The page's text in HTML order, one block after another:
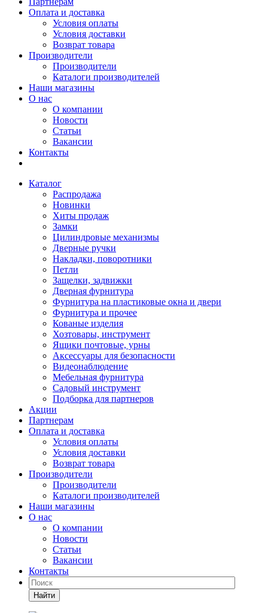
Оплата и доставка
Условия оплаты
Условия доставки
Возврат товара
Производители
Производители
Каталоги производителей
Наши магазины
О нас
О компании
Новости
Статьи
Вакансии
Контакты
Каталог
Распродажа
Новинки
Хиты продаж
Замки
Цилиндровые механизмы
Дверные ручки
Накладки, поворотники
Петли
Защелки, задвижки
Дверная фурнитура
Фурнитура на пластиковые окна и двери
Фурнитура и прочее
Кованые изделия
Хозтовары, инструмент
Ящики почтовые, урны
Аксессуары для безопасности
Видеонаблюдение
Мебельная фурнитура
Садовый инструмент
Подборка для партнеров
Акции
Партнерам
Оплата и доставка
Условия оплаты
Условия доставки
Возврат товара
Производители
Производители
Каталоги производителей
Наши магазины
О нас
О компании
Новости
Статьи
Вакансии
Контакты
Найти